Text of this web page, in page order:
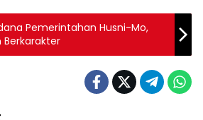
Pemerintahan Husni-Mo,
Berkarakter